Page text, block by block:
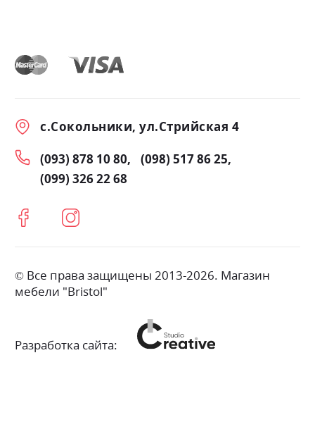
с.Сокольники, ул.Стрийская 4
(093) 878 10 80
(098) 517 86 25
(099) 326 22 68
© Все права защищены 2013-2026. Магазин
мебели "Bristol"
Разработка сайта: